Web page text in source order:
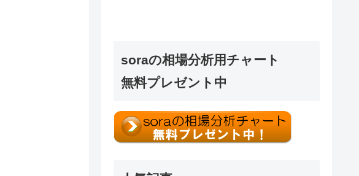
soraの相場分析用チャート
無料プレゼント中